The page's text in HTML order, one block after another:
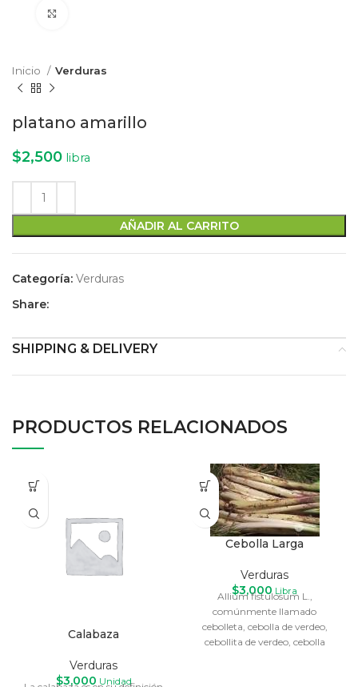
Inicio Verduras
platano amarillo
$2,500 libra
AÑADIR AL CARRITO
Categoría: Verduras
Share:
SHIPPING & DELIVERY
PRODUCTOS RELACIONADOS
Calabaza
Verduras
$3,000 Unidad
Cebolla Larga
Verduras
$3,000 Libra
Allium fistulosum L.,
comúnmente llamado
cebolleta, cebolla de verdeo,
cebollita de verdeo, cebolla